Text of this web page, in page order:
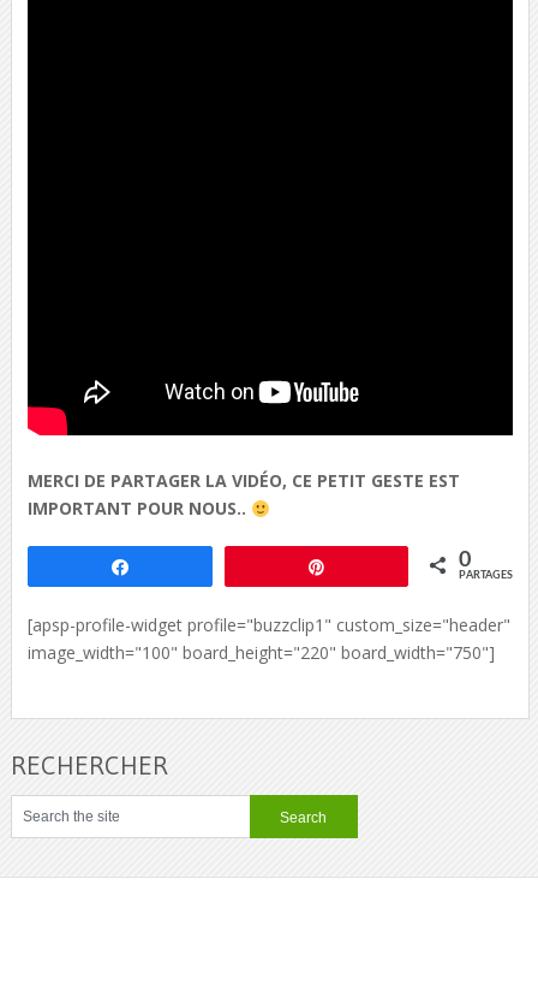
MERCI DE PARTAGER LA VIDÉO, CE PETIT GESTE EST
IMPORTANT POUR NOUS..
0
PARTAGES
[apsp-profile-widget profile="buzzclip1" custom_size="header"
image_width="100" board_height="220" board_width="750"]
RECHERCHER